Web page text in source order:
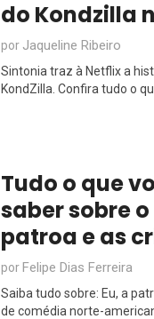
do Kondzilla
por Jaqueline Ribeiro
Sintonia traz à Netflix a
KondZilla. Confira tudo o
Tudo o que
saber sobre
patroa e as
porFelipe Dias Ferreira
Saiba tudo sobre: Eu, a
de comédia norte-